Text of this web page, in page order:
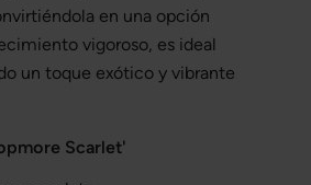
en una opción
vigoroso, es ideal
un toque exótico y vibrante
Scarlet'